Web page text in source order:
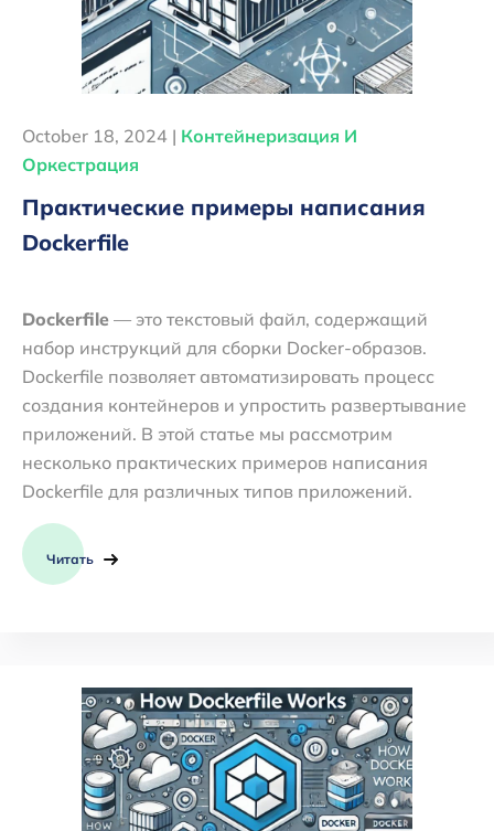
October 18, 2024 | Контейнеризация И
Оркестрация
Практические примеры написания
Dockerfile
Dockerfile — это текстовый файл, содержащий
набор инструкций для сборки Docker-образов.
Dockerfile позволяет автоматизировать процесс
создания контейнеров и упростить развертывание
приложений. В этой статье мы рассмотрим
несколько практических примеров написания
Dockerfile для различных типов приложений.
Читать